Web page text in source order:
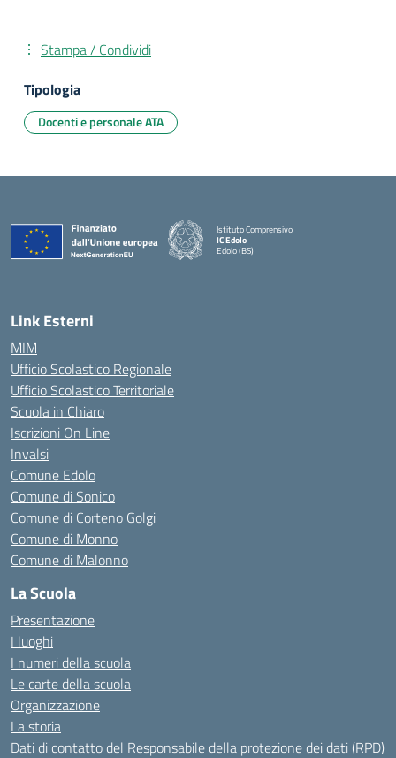
Stampa / Condividi
Tipologia
Docenti e personale ATA
Istituto Comprensivo
IC Edolo
Edolo (BS)
Link Esterni
MIM
Ufficio Scolastico Regionale
Ufficio Scolastico Territoriale
Scuola in Chiaro
Iscrizioni On Line
Invalsi
Comune Edolo
Comune di Sonico
Comune di Corteno Golgi
Comune di Monno
Comune di Malonno
La Scuola
Presentazione
I luoghi
I numeri della scuola
Le carte della scuola
Organizzazione
La storia
Dati di contatto del Responsabile della protezione dei dati (RPD)